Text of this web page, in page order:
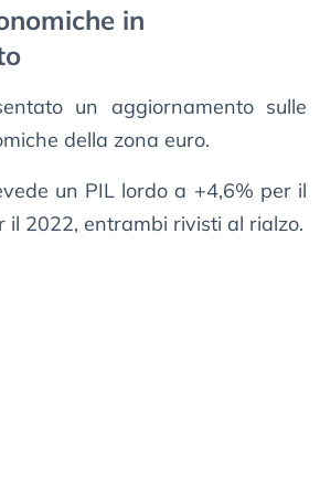
in
un aggiornamento sulle
della zona euro.
un PIL lordo a +4,6% per il
il 2022, entrambi rivisti al rialzo.